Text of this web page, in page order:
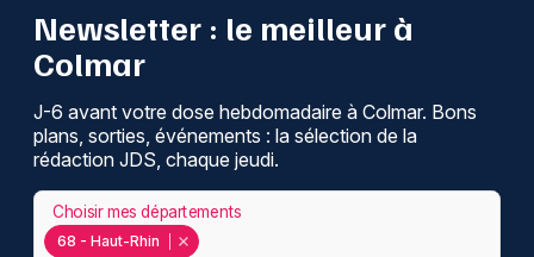
Newsletter : le meilleur à
Colmar
J-6 avant votre dose hebdomadaire à Colmar. Bons
plans, sorties, événements : la sélection de la
rédaction JDS, chaque jeudi.
68 - Haut-Rhin
Choisir mes départements